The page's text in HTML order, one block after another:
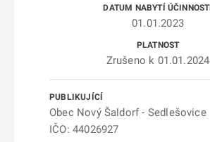
01.01.2023
Zrušeno k 01.01.2024
Obec Nový Šaldorf - Sedlešovice
IČO: 44026927